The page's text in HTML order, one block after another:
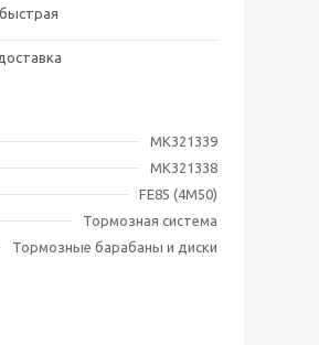
MK321339
MK321338
FE85 (4M50)
Тормозная система
Тормозные барабаны и диски